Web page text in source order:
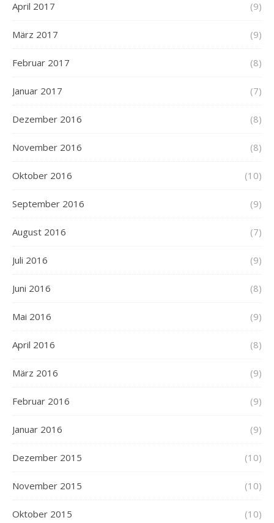
April 2017 (9)
März 2017 (9)
Februar 2017 (8)
Januar 2017 (7)
Dezember 2016 (8)
November 2016 (8)
Oktober 2016 (10)
September 2016 (9)
August 2016 (7)
Juli 2016 (9)
Juni 2016 (8)
Mai 2016 (9)
April 2016 (8)
März 2016 (9)
Februar 2016 (9)
Januar 2016 (9)
Dezember 2015 (10)
November 2015 (10)
Oktober 2015 (10)